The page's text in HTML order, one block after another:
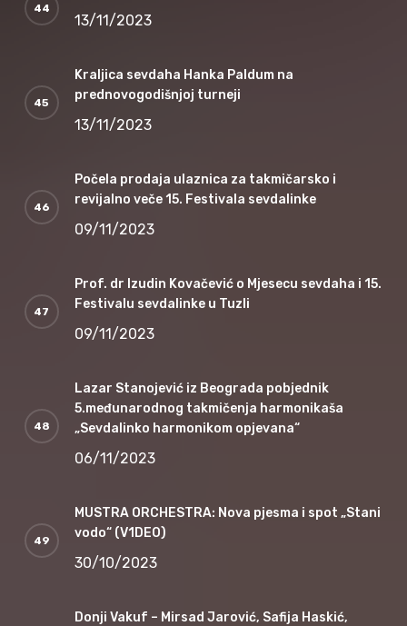
13/11/2023
Kraljica sevdaha Hanka Paldum na
prednovogodišnjoj turneji
13/11/2023
Počela prodaja ulaznica za takmičarsko i
revijalno veče 15. Festivala sevdalinke
09/11/2023
Prof. dr Izudin Kovačević o Mjesecu sevdaha i 15.
Festivalu sevdalinke u Tuzli
09/11/2023
Lazar Stanojević iz Beograda pobjednik
5.međunarodnog takmičenja harmonikaša
„Sevdalinko harmonikom opjevana“
06/11/2023
MUSTRA ORCHESTRA: Nova pjesma i spot „Stani
vodo“ (V1DEO)
30/10/2023
Donji Vakuf – Mirsad Jarović, Safija Haskić,